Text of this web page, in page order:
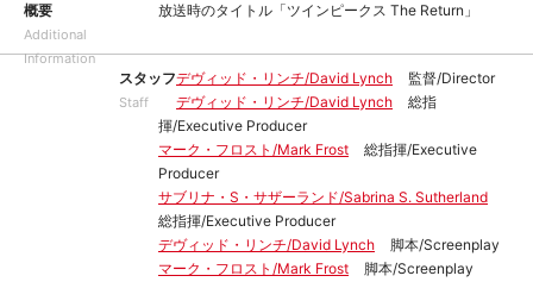
概要
Additional
Information
放送時のタイトル「ツインピークス The Return」
スタッフ
Staff
デヴィッド・リンチ/David Lynch
監督/Director
デヴィッド・リンチ/David Lynch
総指
揮/Executive Producer
マーク・フロスト/Mark Frost
総指揮/Executive
Producer
サブリナ・S・サザーランド/Sabrina S. Sutherland
総指揮/Executive Producer
デヴィッド・リンチ/David Lynch
脚本/Screenplay
マーク・フロスト/Mark Frost
脚本/Screenplay